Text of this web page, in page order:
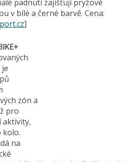
padnutí zajišťují pryžové
v bílé a černé barvě. Cena:
]
zón a
pro
kolo.
na